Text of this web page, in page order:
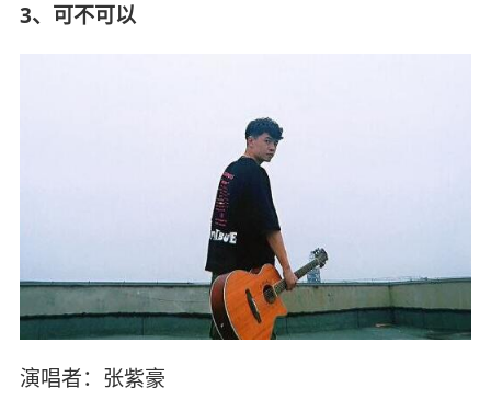
3、可不可以
演唱者：张紫豪